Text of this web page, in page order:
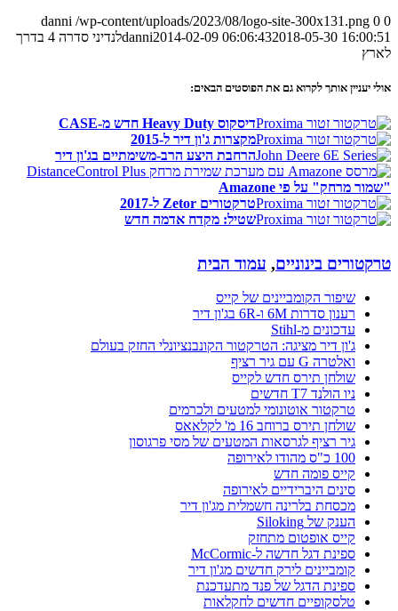
0
0
danni /wp-content/uploads/2023/08/logo-site-300x131.png
danni2014-02-09 06:06:432018-05-30 16:00:51
לנדיני סדרה 4 בדרך
לארץ
אולי יעניין אותך לקרוא גם את הפוסטים הבאים:
דיסקוס Heavy Duty חדש מ-CASE
מקצרות ג'ון דיר ל-2015
הרחבת היצע הרב-משימתיים בג'ון דיר
"שמור מרחק" על פי Amazone
טרקטורים Zetor ל-2017
שטיל: מקדח אדמה חדש
טרקטורים בינוניים, עמוד הבית
שיפור הקומביינים של קייס
רענון סדרות 6M ו-6R בג'ון דיר
עדכונים מ-Stihl
ג'ון דיר מציגה: הטרקטור הקונבנציונלי החזק בעולם
ואלטרה G עם גיר רציף
שולחן תירס חדש לקייס
ניו הולנד T7 חדשים
טרקטור אוטונומי למטעים ולכרמים
שולחן תירס ברוחב 16 מ' לקלאאס
גיר רציף לגרסאות המטעים של מסי פרגוסון
100 כ"ס מהודו לאירופה
קייס פומה חדש
סינים היברידיים לאירופה
מכסחת בלרינה חשמלית מג'ון דיר
הענק של Siloking
קייס אופטום מתחזק
ספינת דגל חדשה ל-McCormic
קומביינים לירק חדשים מג'ון דיר
ספינת הדגל של פנד מתעדכנת
טלסקופיים חדשים לחקלאות